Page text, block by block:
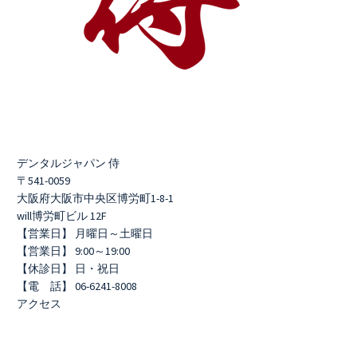
デンタルジャパン 侍
〒541-0059
大阪府大阪市中央区博労町1-8-1
will博労町ビル 12F
【営業日】 月曜日～土曜日
【営業日】 9:00～19:00
【休診日】 日・祝日
【電 話】 06-6241-8008
アクセス